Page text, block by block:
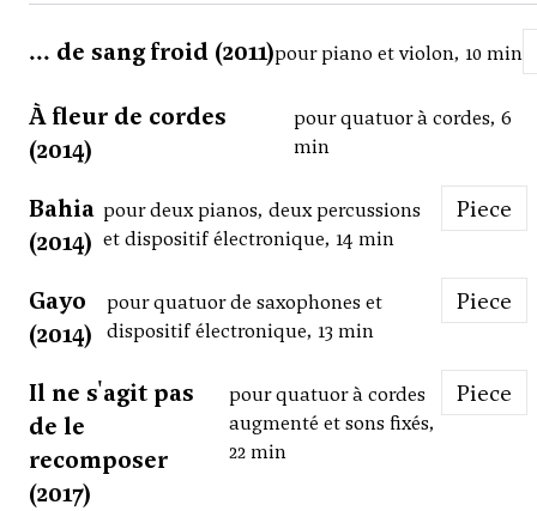
... de sang froid (2011)pour piano et violon, 10 min
À fleur de cordes
(2014)
pour quatuor à cordes, 6
min
Bahia
(2014)
pour deux pianos, deux percussions
et dispositif électronique, 14 min
Piece
Gayo
(2014)
pour quatuor de saxophones et
dispositif électronique, 13 min
Piece
Il ne s'agit pas
de le
recomposer
(2017)
pour quatuor à cordes
augmenté et sons fixés,
22 min
Piece